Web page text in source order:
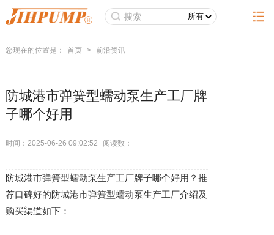
您现在的位置是： 首页 > 前沿资讯
防城港市弹簧型蠕动泵生产工厂牌
子哪个好用
时间：2025-06-26 09:02:52 阅读数：
防城港市弹簧型蠕动泵生产工厂牌子哪个好用？推
荐口碑好的防城港市弹簧型蠕动泵生产工厂介绍及
购买渠道如下：